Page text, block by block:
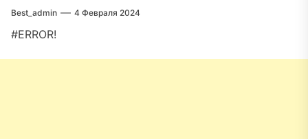
Best_admin 4 Февраля 2024
#ERROR!